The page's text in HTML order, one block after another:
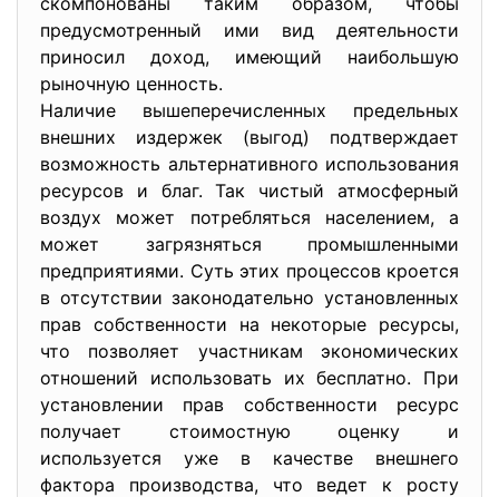
предусмотренный ими вид деятельности
приносил доход, имеющий наибольшую
рыночную ценность.
Наличие вышеперечисленных предельных
внешних издержек (выгод) подтверждает
возможность альтернативного использования
ресурсов и благ. Так чистый атмосферный
воздух может потребляться населением, а
может загрязняться промышленными
предприятиями. Суть этих процессов кроется
в отсутствии законодательно установленных
прав собственности на некоторые ресурсы,
что позволяет участникам экономических
отношений использовать их бесплатно. При
установлении прав собственности ресурс
получает стоимостную оценку и
используется уже в качестве внешнего
фактора производства, что ведет к росту